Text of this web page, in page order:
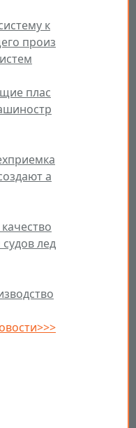
к
произ
плас
а
лед